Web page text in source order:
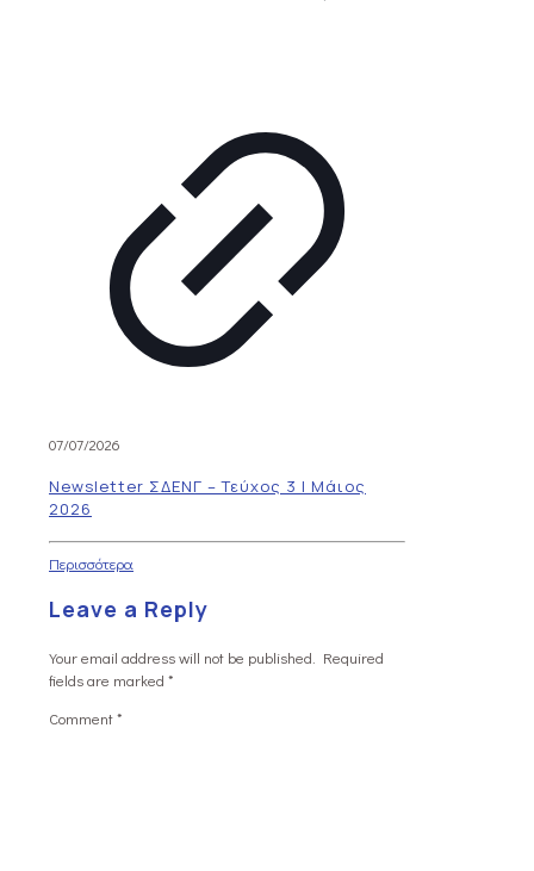
07/07/2026
Newsletter ΣΔΕΝΓ – Τεύχος 3 | Μάιος
2026
Περισσότερα
Leave a Reply
Your email address will not be published.
Required
fields are marked *
Comment*